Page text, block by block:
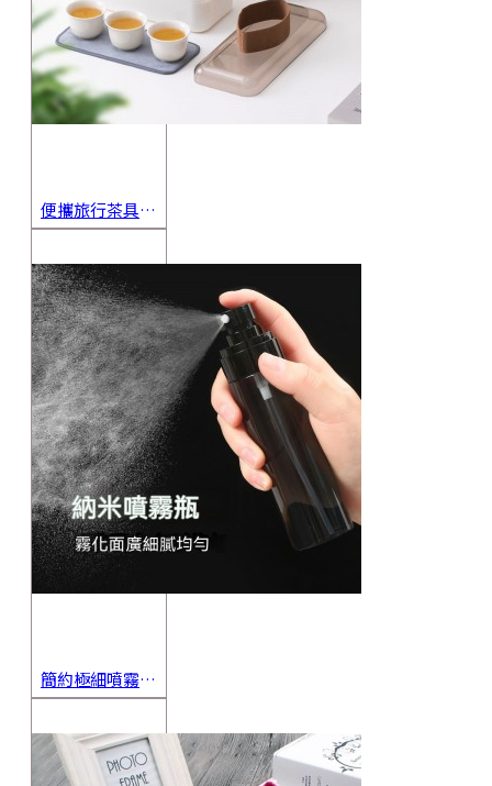
便攜旅行茶具組 茶杯 茶壺 陶瓷杯 泡茶組 茶具套裝 伴手禮 禮盒 禮品
簡約極細噴霧瓶 旅行分裝瓶 保養品分裝 酒精噴霧瓶 小噴壺 香水瓶 隨身瓶